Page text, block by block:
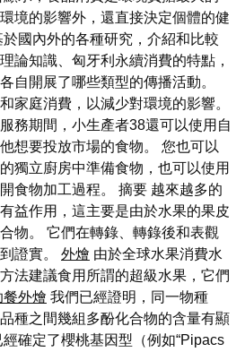
境的影響外，還直接決定個體的健
國內外的各種研究，介紹和比較
論知識、匈牙利永續消費的特點，
自開展了哪些類型的傳播活動。
家庭消費，以減少對環境的影響。
務期間，小生產者38還可以使用自
想要投放市場的食物。 您也可以
獨立廚房中準備食物，也可以使用
食物加工過程。 摘要 越來越多的
益作用，這主要是由於水果的果皮
物。 它們在轉錄、轉錄後和表觀
證實。 外燴 由於全球水果消費水
法建議食用所謂的超級水果，它們
餐外燴 我們已經證明，同一物種
種之間幾組多酚化合物的含量有顯
確定了櫻桃基因型（例如“Pipacs